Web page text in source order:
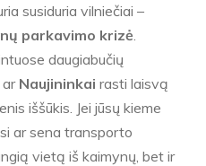
susiduria vilniečiai –
parkavimo krizė
daugiabučių
ar Naujininkai rasti laisvą
iššūkis. Jei jūsų kieme
ar sena transporto
vietą iš kaimynų, bet ir